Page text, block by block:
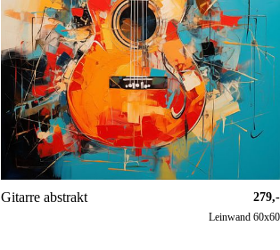
Gitarre abstrakt 279,-
Leinwand 60x60